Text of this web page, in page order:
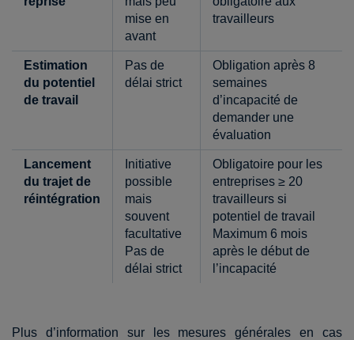
mise en
avant
travailleurs
Estimation
du potentiel
de travail
Pas de
délai strict
Obligation après 8
semaines
d’incapacité de
demander une
évaluation
Lancement
du trajet de
réintégration
Initiative
possible
mais
souvent
facultative
Pas de
délai strict
Obligatoire pour les
entreprises ≥ 20
travailleurs si
potentiel de travail
Maximum 6 mois
après le début de
l’incapacité
Plus d’information sur les mesures générales en cas